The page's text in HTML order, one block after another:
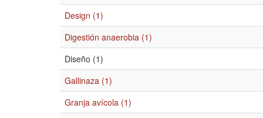
Design (1)
Digestión anaerobia (1)
Diseño (1)
Gallinaza (1)
Granja avícola (1)